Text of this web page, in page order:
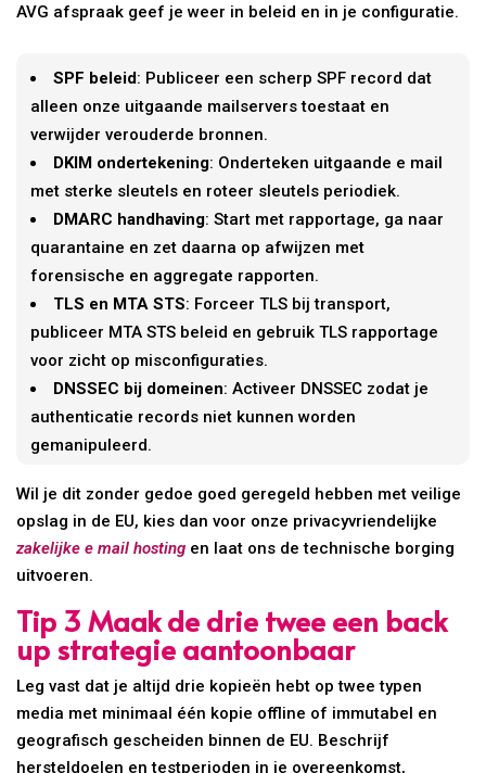
AVG afspraak geef je weer in beleid en in je configuratie.
SPF beleid: Publiceer een scherp SPF record dat
alleen onze uitgaande mailservers toestaat en
verwijder verouderde bronnen.
DKIM ondertekening: Onderteken uitgaande e mail
met sterke sleutels en roteer sleutels periodiek.
DMARC handhaving: Start met rapportage, ga naar
quarantaine en zet daarna op afwijzen met
forensische en aggregate rapporten.
TLS en MTA STS: Forceer TLS bij transport,
publiceer MTA STS beleid en gebruik TLS rapportage
voor zicht op misconfiguraties.
DNSSEC bij domeinen: Activeer DNSSEC zodat je
authenticatie records niet kunnen worden
gemanipuleerd.
Wil je dit zonder gedoe goed geregeld hebben met veilige
opslag in de EU, kies dan voor onze privacyvriendelijke
zakelijke e mail hosting en laat ons de technische borging
uitvoeren.
Tip 3 Maak de drie twee een back
up strategie aantoonbaar
Leg vast dat je altijd drie kopieën hebt op twee typen
media met minimaal één kopie offline of immutabel en
geografisch gescheiden binnen de EU. Beschrijf
hersteldoelen en testperioden in je overeenkomst,